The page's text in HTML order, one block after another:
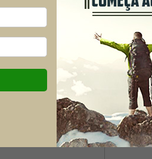
Nome
E-mail
Telefone
Dúvida